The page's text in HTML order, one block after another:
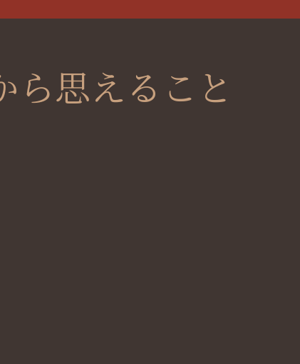
思えること